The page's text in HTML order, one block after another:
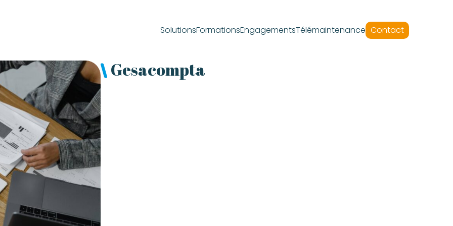
SolutionsFormationsEngagementsTélémaintenance Contact
Gesacompta